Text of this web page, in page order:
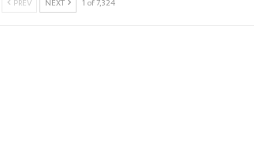
PREV NEXT 1 of 7,324